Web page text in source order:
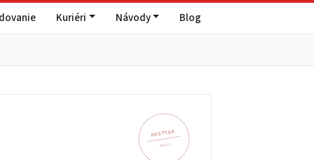
Kuriéri Návody Blog
POSTY.SK
985 31